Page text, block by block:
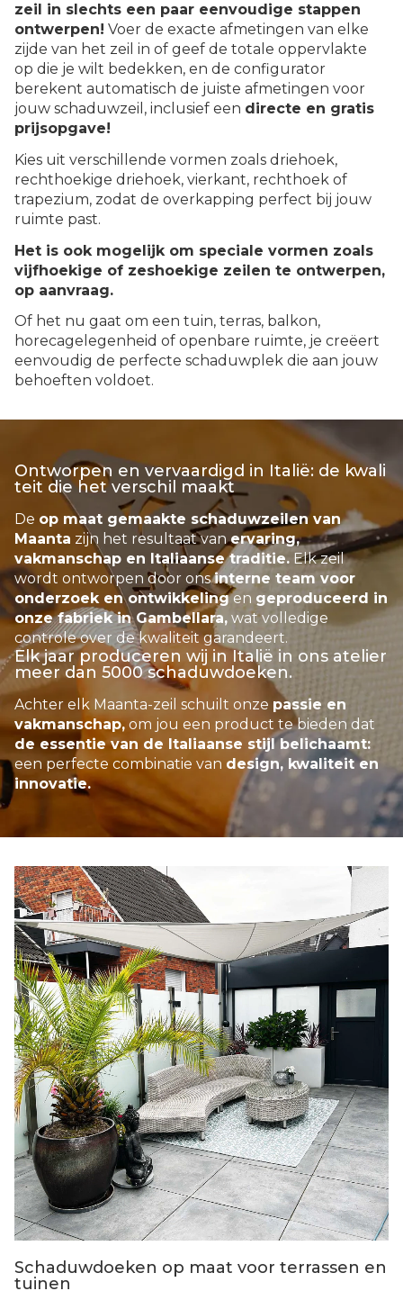
zeil in slechts een paar eenvoudige stappen
ontwerpen! Voer de exacte afmetingen van elke
zijde van het zeil in of geef de totale oppervlakte
op die je wilt bedekken, en de configurator
berekent automatisch de juiste afmetingen voor
jouw schaduwzeil, inclusief een directe en gratis
prijsopgave!
Kies uit verschillende vormen zoals driehoek,
rechthoekige driehoek, vierkant, rechthoek of
trapezium, zodat de overkapping perfect bij jouw
ruimte past.
Het is ook mogelijk om speciale vormen zoals
vijfhoekige of zeshoekige zeilen te ontwerpen,
op aanvraag.
Of het nu gaat om een tuin, terras, balkon,
horecagelegenheid of openbare ruimte, je creëert
eenvoudig de perfecte schaduwplek die aan jouw
behoeften voldoet.
Ontworpen en vervaardigd in Italië: de kwali
teit die het verschil maakt
De op maat gemaakte schaduwzeilen van
Maanta zijn het resultaat vanervaring,
vakmanschap en Italiaanse traditie. Elk zeil
wordt ontworpen door onsinterne team voor
onderzoek en ontwikkelingen geproduceerd in
onze fabriek in Gambellara, wat volledige
controle over de kwaliteit garandeert.
Elk jaar produceren wij in Italië in ons atelier
meer dan 5000 schaduwdoeken.
Achter elk Maanta-zeil schuilt onze passie en
vakmanschap, om jou een product te bieden dat
de essentie van de Italiaanse stijl belichaamt:
een perfecte combinatie van design, kwaliteit en
innovatie.
Schaduwdoeken op maat voor terrassen en
tuinen